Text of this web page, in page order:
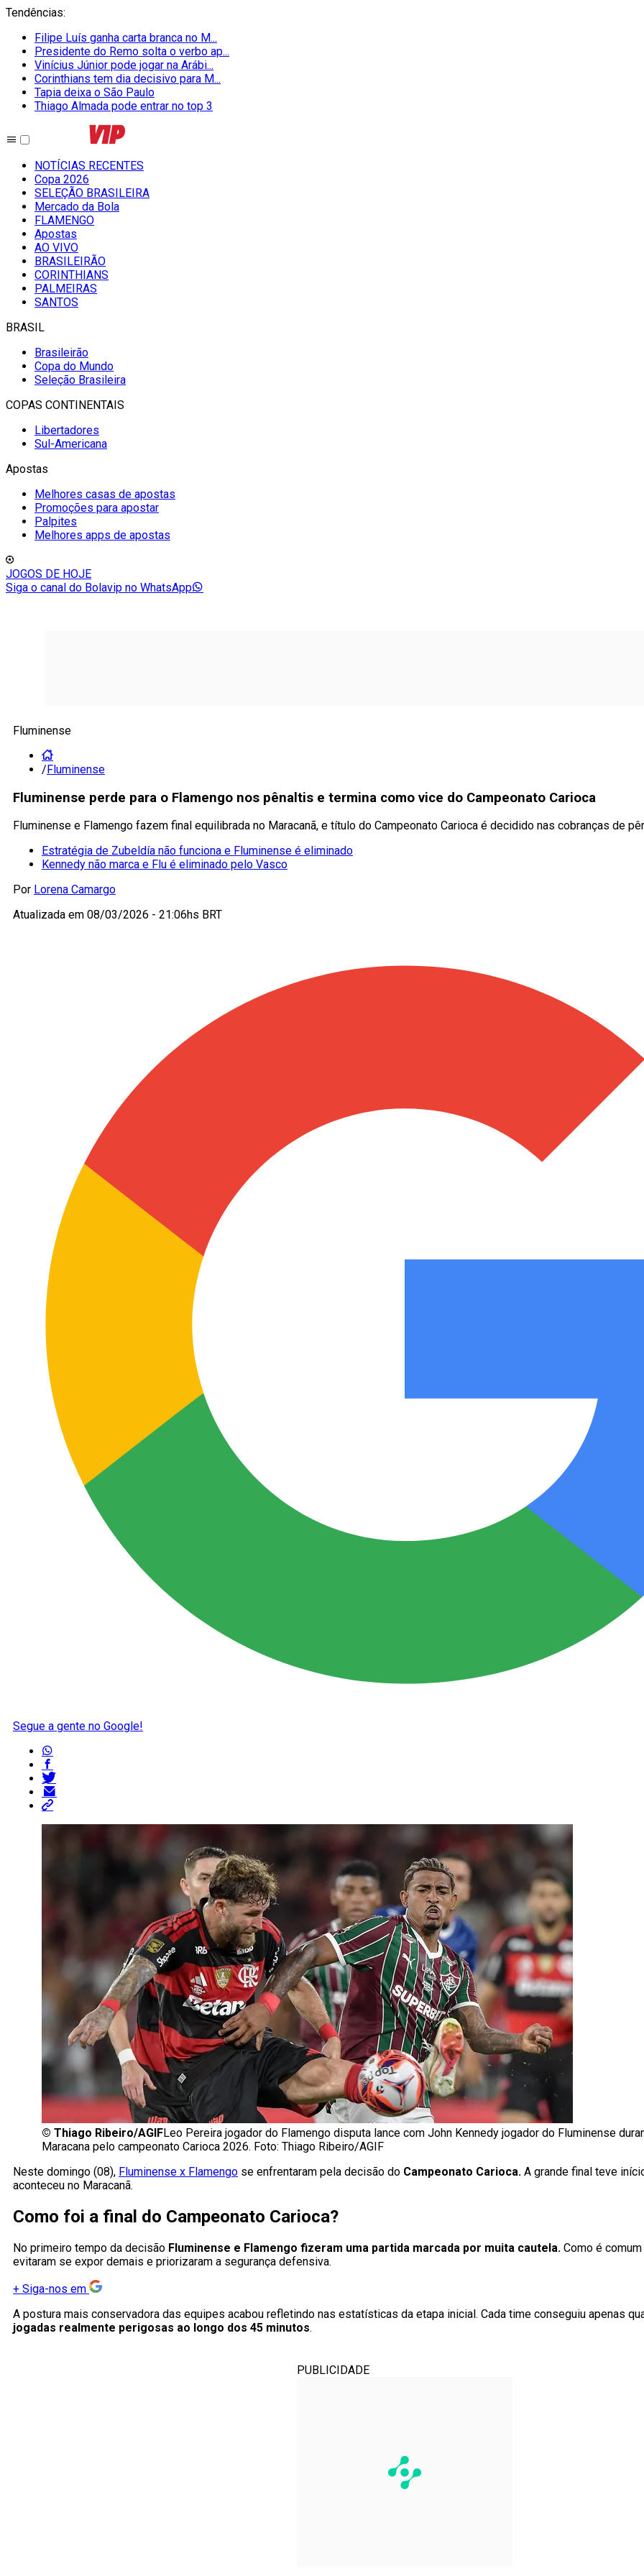
Tendências:
Filipe Luís ganha carta branca no M...
Presidente do Remo solta o verbo ap...
Vinícius Júnior pode jogar na Arábi...
Corinthians tem dia decisivo para M...
Tapia deixa o São Paulo
Thiago Almada pode entrar no top 3
NOTÍCIAS RECENTES
Copa 2026
SELEÇÃO BRASILEIRA
Mercado da Bola
FLAMENGO
Apostas
AO VIVO
BRASILEIRÃO
CORINTHIANS
PALMEIRAS
SANTOS
BRASIL
Brasileirão
Copa do Mundo
Seleção Brasileira
COPAS CONTINENTAIS
Libertadores
Sul-Americana
Apostas
Melhores casas de apostas
Promoções para apostar
Palpites
Melhores apps de apostas
JOGOS DE HOJE
Siga o canal do Bolavip no WhatsApp
Fluminense
/Fluminense
Fluminense perde para o Flamengo nos pênaltis e termina como vice do Campeonato Carioca
Fluminense e Flamengo fazem final equilibrada no Maracanã, e título do Campeonato Carioca é decidido nas cobranças de
Estratégia de Zubeldía não funciona e Fluminense é eliminado
Kennedy não marca e Flu é eliminado pelo Vasco
Por Lorena Camargo
Atualizada em 08/03/2026 - 21:06hs BRT
Segue a gente no Google!
© Thiago Ribeiro/AGIFLeo Pereira jogador do Flamengo disputa lance com John Kennedy jogador do Fluminense
Maracana pelo campeonato Carioca 2026. Foto: Thiago Ribeiro/AGIF
Neste domingo (08), Fluminense x Flamengo se enfrentaram pela decisão do Campeonato Carioca. A grande final teve
aconteceu no Maracanã.
Como foi a final do Campeonato Carioca?
No primeiro tempo da decisão Fluminense e Flamengo fizeram uma partida marcada por muita cautela. Como é
evitaram se expor demais e priorizaram a segurança defensiva.
+ Siga-nos em
A postura mais conservadora das equipes acabou refletindo nas estatísticas da etapa inicial. Cada time conseguiu apenas
jogadas realmente perigosas ao longo dos 45 minutos.
PUBLICIDADE